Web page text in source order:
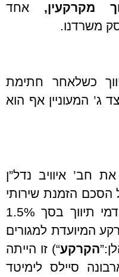
מקרקעין, אחד
משרדנו.
כשלאחר חתימת
ג’ המעוניין אף הוא
חב’ איוויב נדל”ן
הסכם הזמנת שירותי
תיווך לפיו הלקוחה תשלם דמי תיווך בסך 1.5%
המיועדת למגורים
הקרקע“) זו הייתה
סיילס לימיטד